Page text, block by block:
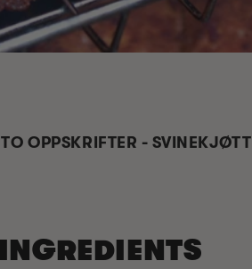
TO OPPSKRIFTER - SVINEKJØTT
INGREDIENTS